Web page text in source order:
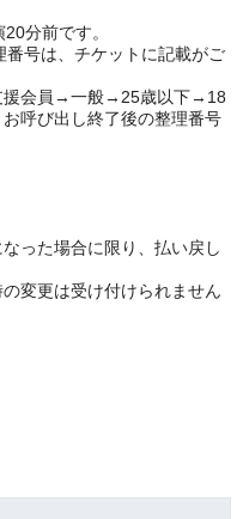
分前です。
号は、チケットに記載がご
援会員→一般→25歳以下→18
呼び出し終了後の整理番号
った場合に限り、払い戻し
変更は受け付けられません